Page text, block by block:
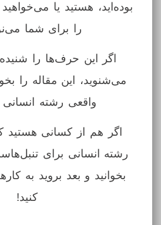
بوده‌اید، هستید یا می‌خواهید
را برای شما
اگر این حرف‌ها را
می‌شنوید، این مقاله را
واقعی رشته انسانی
اگر هم از کسانی هستید
رشته انسانی برای
بخوانید و بعد بروید به
کنید!